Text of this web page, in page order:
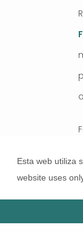
Esta web utiliza
website uses
LOLE